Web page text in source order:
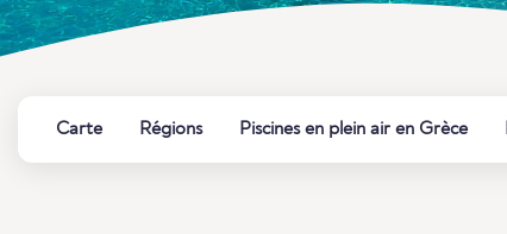
Carte Régions Piscines en plein air en Grèce